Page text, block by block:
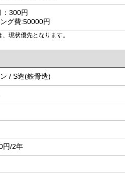
300円
グ費:50000円
現状優先となります。
/ S造(鉄骨造)
円/2年